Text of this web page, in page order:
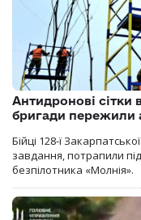
Антидронові сітки
бригади пережили
Бійці 128-ї
завдання, потрапили
безпілотника «Молнія».